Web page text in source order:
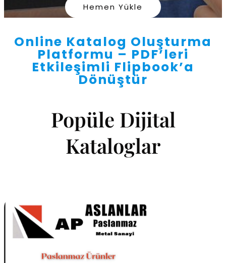
Hemen Yükle
Online Katalog Oluşturma
Platformu – PDF’leri
Etkileşimli Flipbook’a
Dönüştür
Popüle Dijital
Kataloglar